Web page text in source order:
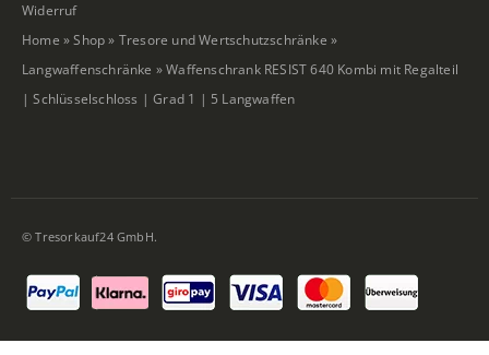
Widerruf
Home »Shop» Tresore und Wertschutzschränke »
Langwaffenschränke »Waffenschrank RESIST 640 Kombi mit Regalteil
| Schlüsselschloss | Grad 1 | 5 Langwaffen
© Tresorkauf24 GmbH.